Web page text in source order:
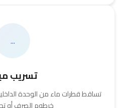
...
تسريب
تساقط قطرات ماء من الوحدة